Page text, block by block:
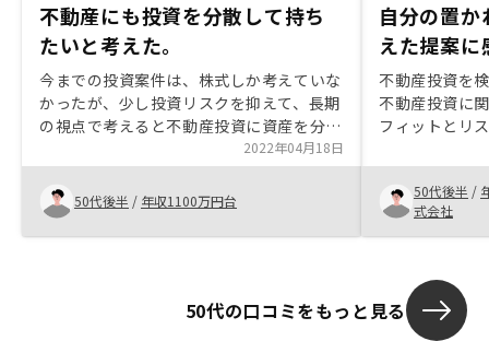
不動産にも投資を分散して持ち
たいと考えた。
今までの投資案件は、株式しか考えていな
かったが、少し投資リスクを抑えて、長期
の視点で考えると不動産投資に資産を分散
して持ちたいと考えた。将来の家賃収入の
みを検討するのではなく、売却も視野に入
れて検討する投資も考えたい為、今回、複
数の物件の購入し、投資の幅を拡大したい
と考えている。もう少し簡易的に不動産が
2022年04月18日
50代後半 / 年収1100万円台
自分の置
えた提案に
不動産投資を
不動産投資に
フィットとリ
取り得るリス
はRENOSY
案してくれま
とのアグリゲ
がたいです。
50代後半 /
式会社
50代の口コミをもっと見る